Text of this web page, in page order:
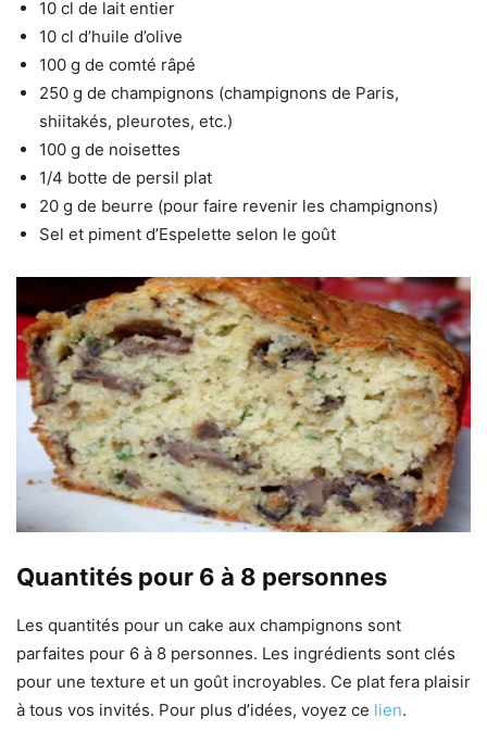
10 cl de lait entier
10 cl d’huile d’olive
100 g de comté râpé
250 g de champignons (champignons de Paris,
shiitakés, pleurotes, etc.)
100 g de noisettes
1/4 botte de persil plat
20 g de beurre (pour faire revenir les champignons)
Sel et piment d’Espelette selon le goût
Quantités pour 6 à 8 personnes
Les quantités pour un cake aux champignons sont
parfaites pour 6 à 8 personnes. Les ingrédients sont clés
pour une texture et un goût incroyables. Ce plat fera plaisir
à tous vos invités. Pour plus d’idées, voyez ce lien.